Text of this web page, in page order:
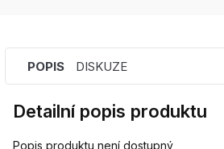
POPIS DISKUZE
Detailní popis produktu
Popis produktu není dostupný